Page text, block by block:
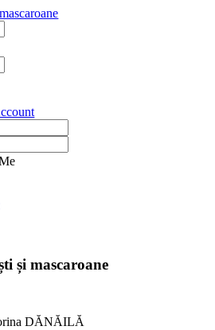
și mascaroane
DĂNĂILĂ